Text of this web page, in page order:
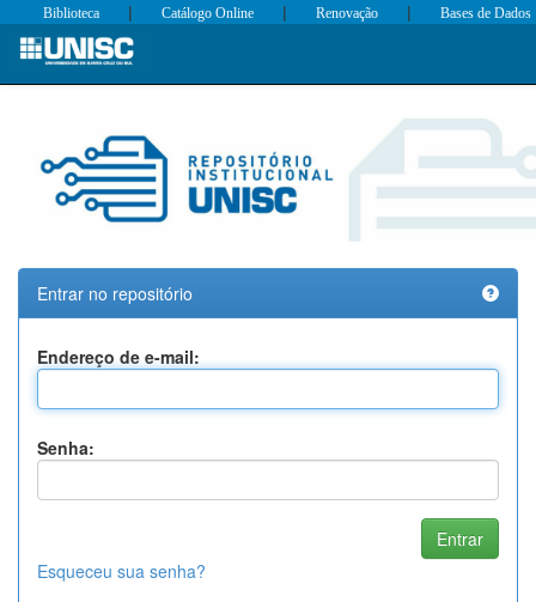
Skip
Biblioteca | Catálogo Online | Renovação | Bases de Dados
Entrar no repositório
Endereço de e-mail:
Senha:
Esqueceu sua senha?